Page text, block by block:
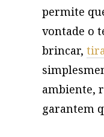
permite
vontade o
brincar,
ambiente,
garantem